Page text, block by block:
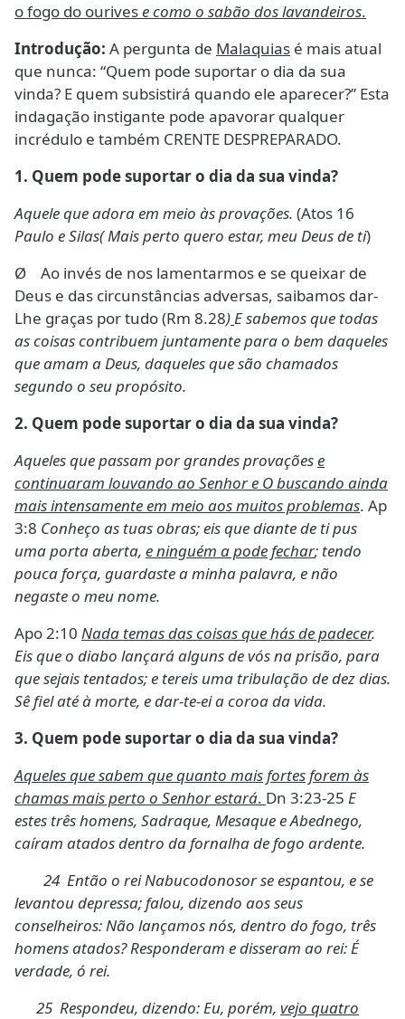
o fogo do ourivese como o sabão dos lavandeiros.
Introdução: A pergunta de Malaquias é mais atual
que nunca: “Quem pode suportar o dia da sua
vinda? E quem subsistirá quando ele aparecer?” Esta
indagação instigante pode apavorar qualquer
incrédulo e também CRENTE DESPREPARADO.
1. Quem pode suportar o dia da sua vinda?
Aquele que adora em meio às provações. (Atos 16
Paulo e Silas( Mais perto quero estar, meu Deus de ti)
Ø Ao invés de nos lamentarmos e se queixar de
Deus e das circunstâncias adversas, saibamos dar-
Lhe graças por tudo (Rm 8.28)E sabemos que todas
as coisas contribuem juntamente para o bem daqueles
que amam a Deus, daqueles que são chamados
segundo o seu propósito.
2. Quem pode suportar o dia da sua vinda?
Aqueles que passam por grandes provaçõese
continuaram louvando ao Senhor e O buscando ainda
mais intensamente em meio aos muitos problemas. Ap
3:8 Conheço as tuas obras; eis que diante de ti pus
uma porta aberta, e ninguém a pode fechar; tendo
pouca força, guardaste a minha palavra, e não
negaste o meu nome.
Apo 2:10 Nada temas das coisas que hás de padecer.
Eis que o diabo lançará alguns de vós na prisão, para
que sejais tentados; e tereis uma tribulação de dez dias.
Sê fiel até à morte, e dar-te-ei a coroa da vida.
3. Quem pode suportar o dia da sua vinda?
Aqueles que sabem que quanto mais fortes forem às
chamas mais perto o Senhor estará. Dn 3:23-25 E
estes três homens, Sadraque, Mesaque e Abednego,
caíram atados dentro da fornalha de fogo ardente.
24 Então o rei Nabucodonosor se espantou, e se
levantou depressa; falou, dizendo aos seus
conselheiros: Não lançamos nós, dentro do fogo, três
homens atados? Responderam e disseram ao rei: É
verdade, ó rei.
25 Respondeu, dizendo: Eu, porém, vejo quatro